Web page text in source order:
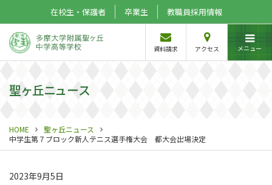
在校生・保護者 卒業生 教職員採用情報
資料請求 アクセス メニュー
聖ヶ丘ニュース
HOME
聖ヶ丘ニュース
中学生第７ブロック新人テニス選手権大会 都大会出場決定
2023年9月5日